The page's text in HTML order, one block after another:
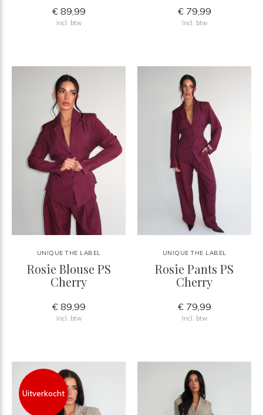
€ 89,99
Incl. btw
€ 79,99
Incl. btw
UNIQUE THE LABEL
Rosie Blouse PS
Cherry
€ 89,99
Incl. btw
UNIQUE THE LABEL
Rosie Pants PS
Cherry
€ 79,99
Incl. btw
Uitverkocht